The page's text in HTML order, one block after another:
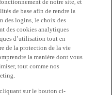
de notre site, et
de base afin de rendre la
des logins, le choix des
des cookies analytiques
d’utilisation tout en
de la protection de la vie
la manière dont vous
tout comme nos
sur le bouton ci-